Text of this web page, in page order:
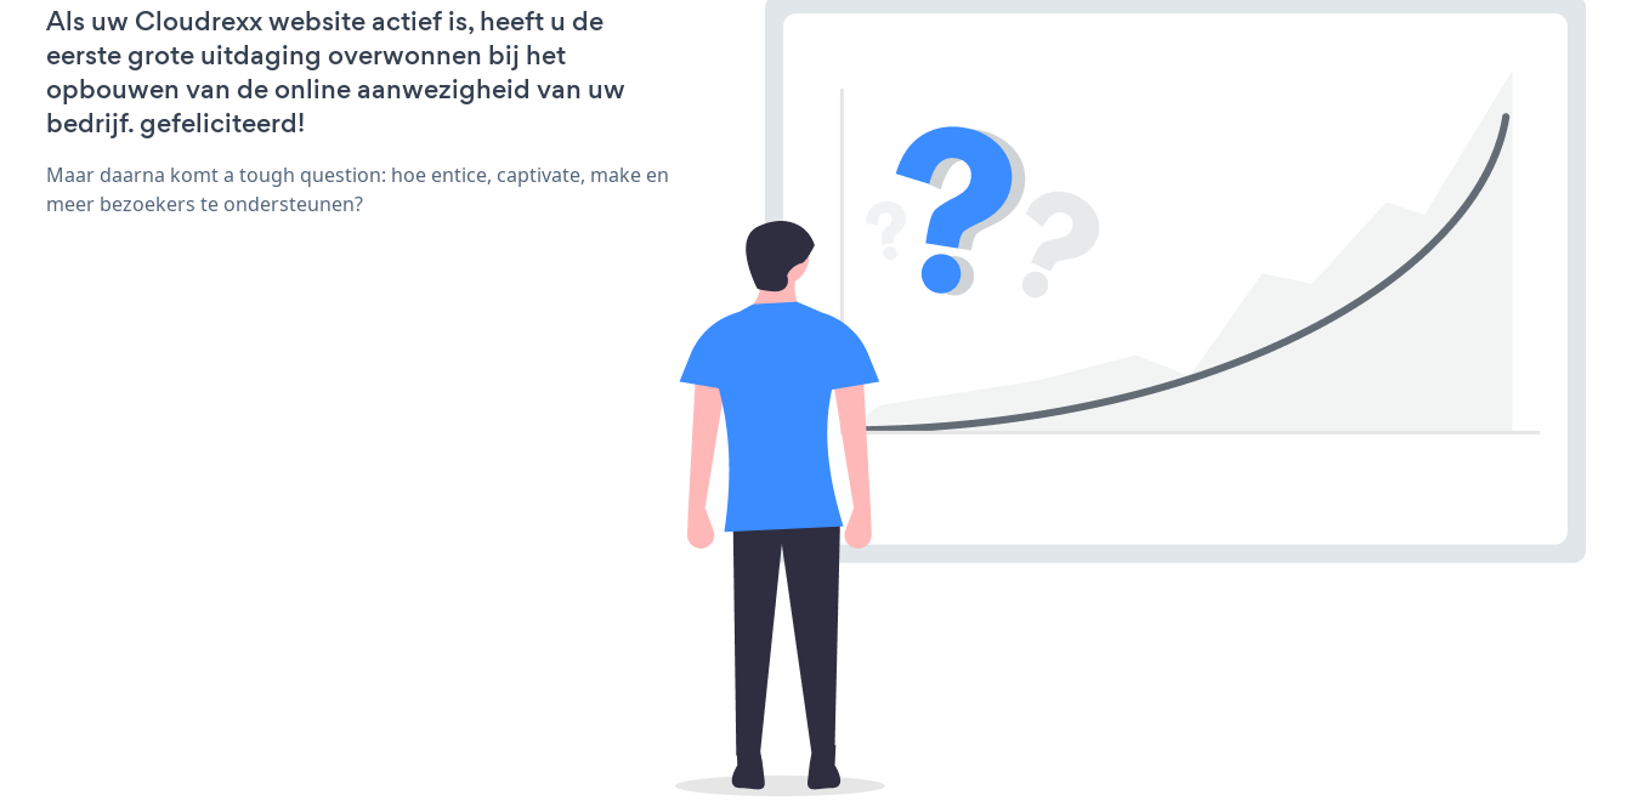
Als uw Cloudrexx website actief is, heeft u de
eerste grote uitdaging overwonnen bij het
opbouwen van de online aanwezigheid van uw
bedrijf. gefeliciteerd!
Maar daarna komt a tough question: hoe entice, captivate, make en
meer bezoekers te ondersteunen?